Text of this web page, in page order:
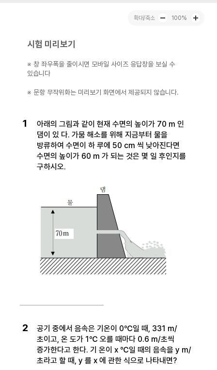
100%
시험 미리보기
※ 창 좌우폭을 줄이시면 모바일 사이즈 응답창을 보실 수
있습니다
※ 문항 무작위화는 미리보기 화면에서 제공되지 않습니다.
1
아래의 그림과 같이 현재 수면의 높이가 70 m 인
댐이 있 다. 가뭄 해소를 위해 지금부터 물을
방류하여 수면이 하 루에 50 cm 씩 낮아진다면
수면의 높이가 60 m 가 되는 것은 몇 일 후인지를
구하시오.
2
공기 중에서 음속은 기온이 0℃일 때, 331 m/
초이고, 온 도가 1℃ 오를 때마다 0.6 m/초씩
증가한다고 한다. 기 온이 x ℃일 때의 음속을 y m/
초라고 할 때, y 를 x 에 관한 식으로 나타내면?